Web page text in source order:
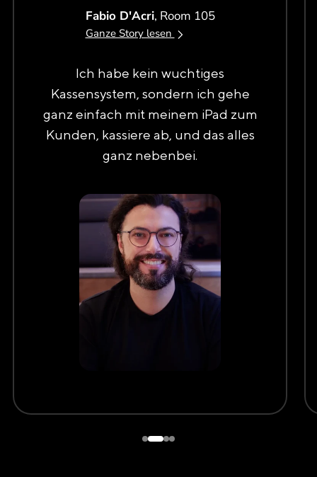
Fabio D'Acri, Room 105
Ganze Story lesen
Ich habe kein wuchtiges
Kassensystem, sondern ich gehe
ganz einfach mit meinem iPad zum
Kunden, kassiere ab, und das alles
ganz nebenbei.